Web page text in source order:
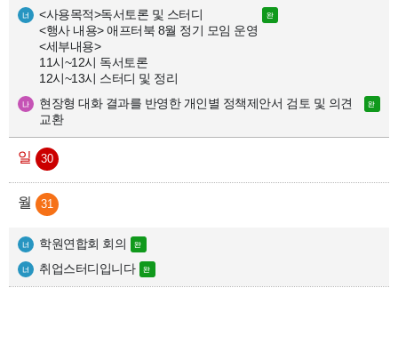
<사용목적>독서토론 및 스터디
<행사 내용> 애프터북 8월 정기 모임 운영
<세부내용>
11시~12시 독서토론
12시~13시 스터디 및 정리
현장형 대화 결과를 반영한 개인별 정책제안서 검토 및 의견
교환
30
31
학원연합회 회의
취업스터디입니다